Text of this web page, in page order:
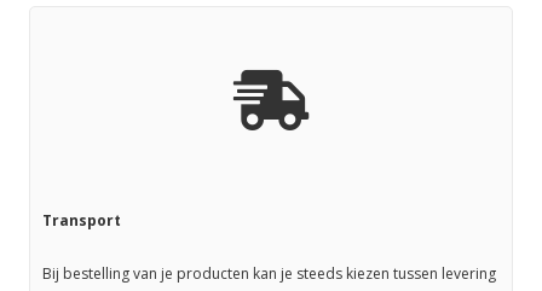
Transport
Bij bestelling van je producten kan je steeds kiezen tussen levering